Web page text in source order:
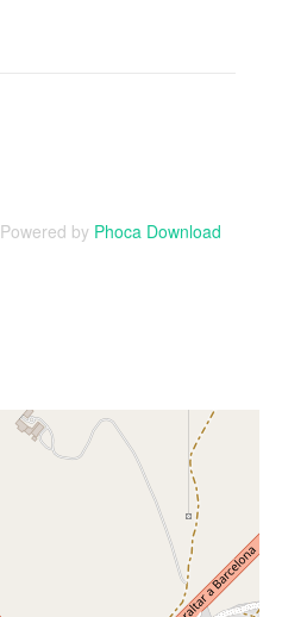
Powered by Phoca Download